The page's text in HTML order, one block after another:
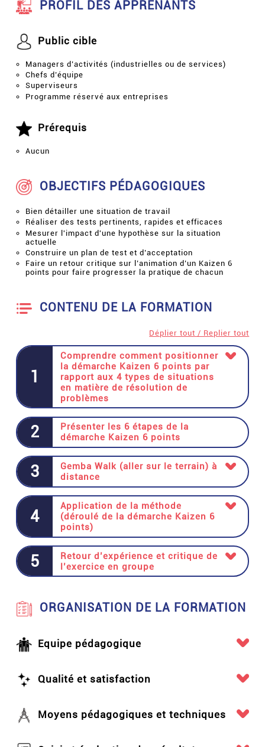
PROFIL DES APPRENANTS
Public cible
Managers d’activités (industrielles ou de services)
Chefs d’équipe
Superviseurs
Programme réservé aux entreprises
Prérequis
Aucun
OBJECTIFS PÉDAGOGIQUES
Bien détailler une situation de travail
Réaliser des tests pertinents, rapides et efficaces
Mesurer l'impact d'une hypothèse sur la situation
actuelle
Construire un plan de test et d’acceptation
Faire un retour critique sur l’animation d’un Kaizen 6
points pour faire progresser la pratique de chacun
CONTENU DE LA FORMATION
Déplier tout / Replier tout
1
Comprendre comment positionner
la démarche Kaizen 6 points par
rapport aux 4 types de situations
en matière de résolution de
problèmes
2
Présenter les 6 étapes de la
démarche Kaizen 6 points
3
Gemba Walk (aller sur le terrain) à
distance
4
Application de la méthode
(déroulé de la démarche Kaizen 6
points)
5
Retour d’expérience et critique de
l’exercice en groupe
ORGANISATION DE LA FORMATION
Equipe pédagogique
Qualité et satisfaction
Moyens pédagogiques et techniques